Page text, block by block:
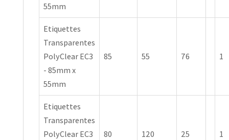
55mm
Etiquettes
Transparentes
PolyClear EC3
- 85mm x
55mm
85 55 76 1
Etiquettes
Transparentes
PolyClear EC3
80 120 25 1